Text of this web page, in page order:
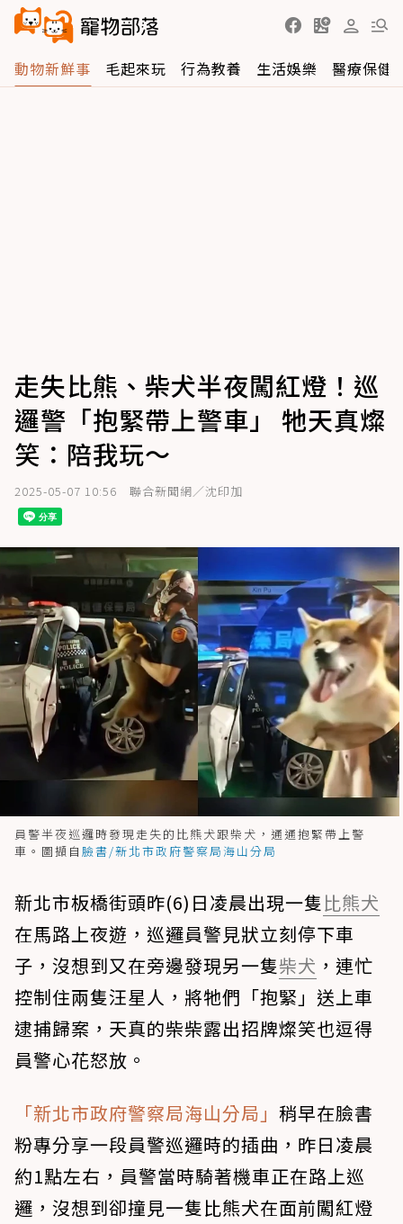
動物新鮮事 毛起來玩 行為教養 生活娛樂 醫療保健
走失比熊、柴犬半夜闖紅燈！巡
邏警「抱緊帶上警車」 牠天真燦
笑：陪我玩～
2025-05-07 10:56 聯合新聞網／沈印加
員警半夜巡邏時發現走失的比熊犬跟柴犬，通通抱緊帶上警
車。圖擷自 臉書/新北市政府警察局海山分局
新北市板橋街頭昨(6)日凌晨出現一隻 比熊犬
在馬路上夜遊，巡邏員警見狀立刻停下車
子，沒想到又在旁邊發現另一隻柴犬 ，連忙
控制住兩隻汪星人，將牠們「抱緊」送上車
逮捕歸案，天真的柴柴露出招牌燦笑也逗得
員警心花怒放。
「新北市政府警察局海山分局」 稍早在臉書
粉專分享一段員警巡邏時的插曲，昨日凌晨
約1點左右，員警當時騎著機車正在路上巡
邏，沒想到卻撞見一隻比熊犬在面前闖紅燈